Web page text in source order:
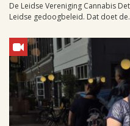
De Leidse Vereniging Cannabis
Leidse gedoogbeleid. Dat doet